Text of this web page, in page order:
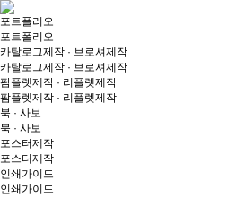
포트폴리오
포트폴리오
카탈로그제작 · 브로셔제작
카탈로그제작 · 브로셔제작
팜플렛제작 · 리플렛제작
팜플렛제작 · 리플렛제작
북 · 사보
북 · 사보
포스터제작
포스터제작
인쇄가이드
인쇄가이드